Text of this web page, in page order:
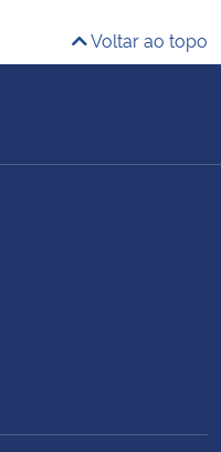
Voltar ao topo